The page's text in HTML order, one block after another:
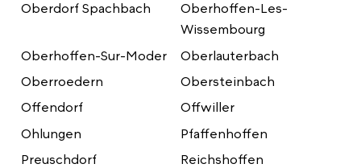
Oberdorf Spachbach
Oberhoffen-Les-
Wissembourg
Oberhoffen-Sur-Moder
Oberlauterbach
Oberroedern
Obersteinbach
Offendorf
Offwiller
Ohlungen
Pfaffenhoffen
Preuschdorf
Reichshoffen